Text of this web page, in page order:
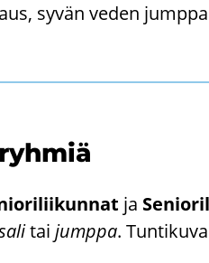
syvän veden jump­pa
ja
tai jump­pa.